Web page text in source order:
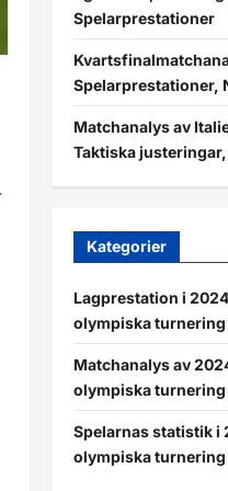
Spelarprestationer
Spelarprestationer,
Matchanalys av
Taktiska
Kategorier
Lagprestation i
olympiska turnering
Matchanalys av
olympiska turnering
Spelarnas statistik i
olympiska turnering